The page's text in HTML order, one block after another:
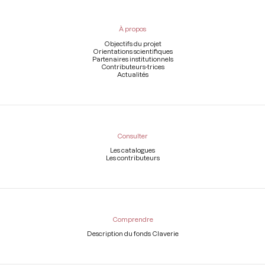
À propos
Objectifs du projet
Orientations scientifiques
Partenaires institutionnels
Contributeurs-trices
Actualités
Consulter
Les catalogues
Les contributeurs
Comprendre
Description du fonds Claverie